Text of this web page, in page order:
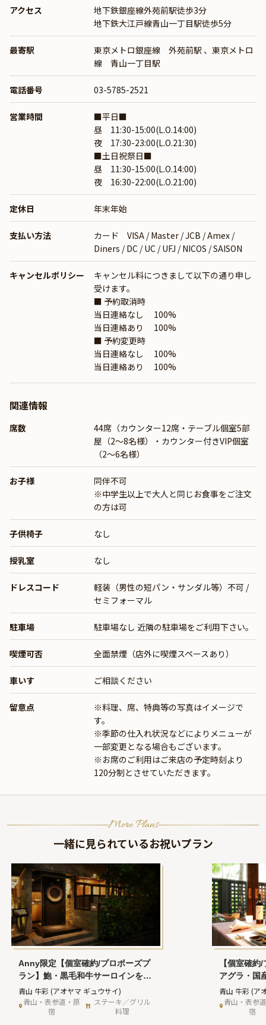
アクセス
地下鉄銀座線外苑前駅徒歩3分
地下鉄大江戸線青山一丁目駅徒歩5分
最寄駅 東京メトロ銀座線 外苑前駅 、 東京メトロ
線 青山一丁目駅
電話番号 03-5785-2521
営業時間
■平日■
昼 11:30-15:00(L.O.14:00)
夜 17:30-23:00(L.O.21:30)
■土日祝祭日■
昼 11:30-15:00(L.O.14:00)
夜 16:30-22:00(L.O.21:00)
定休日 年末年始
支払い方法
カード VISA / Master / JCB / Amex /
Diners / DC / UC / UFJ / NICOS / SAISON
キャンセルポリシー
キャンセル料につきまして以下の通り申し
受けます。
■ 予約取消時
当日連絡なし 100%
当日連絡あり 100%
■ 予約変更時
当日連絡なし 100%
当日連絡あり 100%
関連情報
席数
44席（カウンター12席・テーブル個室5部
屋（2～8名様）・カウンター付きVIP個室
（2～6名様）
お子様
同伴不可
※中学生以上で大人と同じお食事をご注文
の方は可
子供椅子 なし
授乳室 なし
ドレスコード
軽装（男性の短パン・サンダル等）不可 /
セミフォーマル
駐車場 駐車場なし 近隣の駐車場をご利用下さい。
喫煙可否 全面禁煙（店外に喫煙スペースあり）
車いす ご相談ください
留意点
※料理、席、特典等の写真はイメージで
す。
※季節の仕入れ状況などによりメニューが
一部変更となる場合もございます。
※お席のご利用はご来店の予定時刻より
120分制とさせていただきます。
More Plans
一緒に見られているお祝いプラン
Anny限定【個室確約/プロポーズプ
ラン】鮑・黒毛和牛サーロインを味
わう豪華鉄板焼コース＋乾杯ドリン
ク＋メッセージ付きホールケーキ＋
バラの花束付★愛を誓う、運命のデ
青山 牛彩 (アオヤマ ギュウサイ)
青山・表参道・原
宿
ステーキ／グリル
料理
【個室確
アグラ・国
う鉄板焼デ
ンク＋メ
★愛を誓う
青山 牛彩 (ア
青山・表参
宿